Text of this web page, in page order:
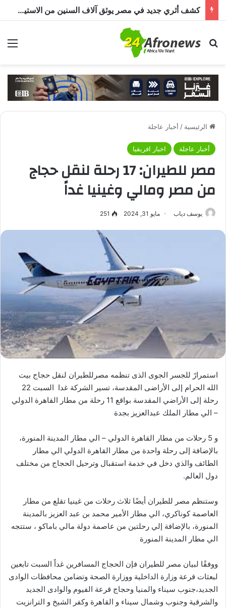
كشف أثري جديد في مصر يوثق آلاف السنين من الاستيطان البشري.. اكتشاف جبانة من عصر ما قبل الأسرات حتى العصرين اليوناني والروماني
بحث عن
الرئيسية / أخبار عاجلة
أخبار عاجلة اخبار افريقيا
مصر للطيران: 17 رحلة لنقل حجاج
من مصر ومالي وغينيا غداً
يوسف دياب مايو 31, 2024 251
استمرارً للجسر الجوى الذى تنظمه مصرللطيران لنقل حجاج بيت
الله الحرام إلى الأراضى المقدسة، تسير الشركة غدا السبت 22
رحلة إلى الأراضي المقدسة بواقع 11 رحلة من مطار القاهرة الدولي
– الي مطار الملك عبدالعزيز بجدة
و 5 رحلات من مطار القاهرة الدولي – الي مطار المدينة المنورة،
بالإضافة إلى رحلة واحدة من مطار القاهرة الدولي الي مطار
الطائف والذي دخل في خدمة استقبال وترحيل الحجاج من مختلف
دول العالم.
وستنظم مصر للطيران أيضًا ثلاث رحلات من غينيا تقلع من مطار
العاصمة كوناكري، الي مطار الأمير محمد بن عبد العزيز بالمدينة
المنورة، بالإضافة إلي رحلتين من عاصمة دولة مالي باماكو ، ستتجه
الي مطار المدينة المنورة
ووفقًا لبيان مصر للطيران فإن الحجاج المسافرين غداً السبت تابعين
لبعثات قرعة وزارة الداخلية ووزارة الصحة وتضامن محافظات الوادى
الجديد،جنوب سيناء والمنيا وحجاج قرعة الفيوم والوادى الجديد
والشرقية وجنوب وشمال سيناء و القاهرة وكفر الشيخ و الترانزيت